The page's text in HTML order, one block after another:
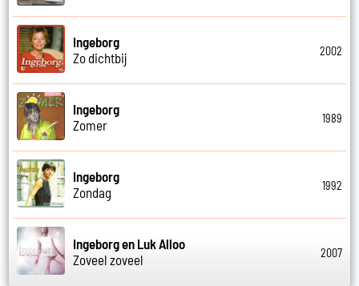
Ingeborg
Zo dichtbij
2002
Ingeborg
Zomer
1989
Ingeborg
Zondag
1992
Ingeborg en Luk Alloo
Zoveel zoveel
2007